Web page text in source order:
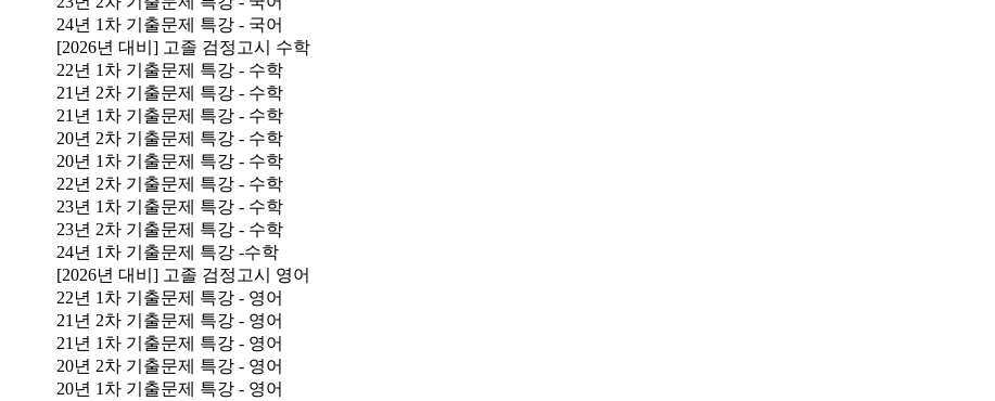
24년 1차 기출문제 특강 - 국어
[2026년 대비] 고졸 검정고시 수학
22년 1차 기출문제 특강 - 수학
21년 2차 기출문제 특강 - 수학
21년 1차 기출문제 특강 - 수학
20년 2차 기출문제 특강 - 수학
20년 1차 기출문제 특강 - 수학
22년 2차 기출문제 특강 - 수학
23년 1차 기출문제 특강 - 수학
23년 2차 기출문제 특강 - 수학
24년 1차 기출문제 특강 -수학
[2026년 대비] 고졸 검정고시 영어
22년 1차 기출문제 특강 - 영어
21년 2차 기출문제 특강 - 영어
21년 1차 기출문제 특강 - 영어
20년 2차 기출문제 특강 - 영어
20년 1차 기출문제 특강 - 영어